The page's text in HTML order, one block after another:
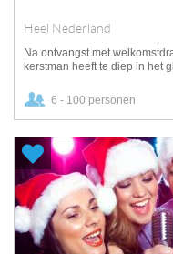
Heel Nederland
Na ontvangst met
kerstman heeft te diep in het
6 - 100 personen